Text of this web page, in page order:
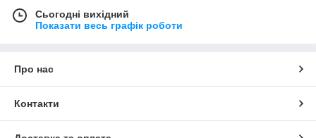
Сьогодні вихідний
Показати весь графік роботи
Про нас
Контакти